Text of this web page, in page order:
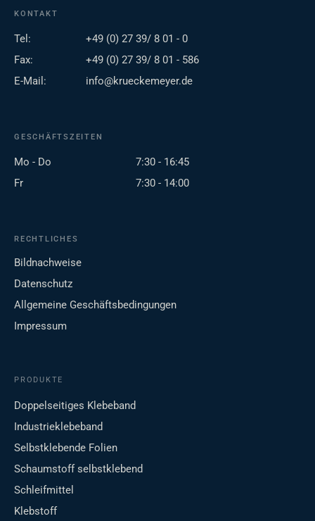
KONTAKT
Tel:
+49 (0) 27 39/ 8 01 - 0
Fax:
+49 (0) 27 39/ 8 01 - 586
E-Mail:
info@krueckemeyer.de
GESCHÄFTSZEITEN
Mo - Do
7:30 - 16:45
Fr
7:30 - 14:00
RECHTLICHES
Bildnachweise
Datenschutz
Allgemeine Geschäftsbedingungen
Impressum
PRODUKTE
Doppelseitiges Klebeband
Industrieklebeband
Selbstklebende Folien
Schaumstoff selbstklebend
Schleifmittel
Klebstoff